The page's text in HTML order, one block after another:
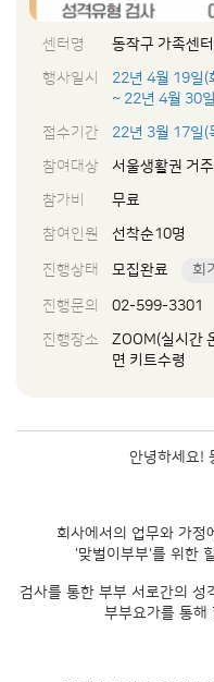
센터명
동작구 가족센터
행사일시
22년 4월 19일(
~ 22년 4월 30
접수기간
22년 3월 17일(
참여대상
서울생활권 거
참가비
무료
참여인원
선착순10명
진행상태 모집완료 회
진행문의
02-599-3301
진행장소
ZOOM(실시간
면 키트수령
안녕하세요!
회사에서의 업무와 가정
'맞벌이부부'를 위한
검사를 통한 부부 서로간의 성
부부요가를 통해